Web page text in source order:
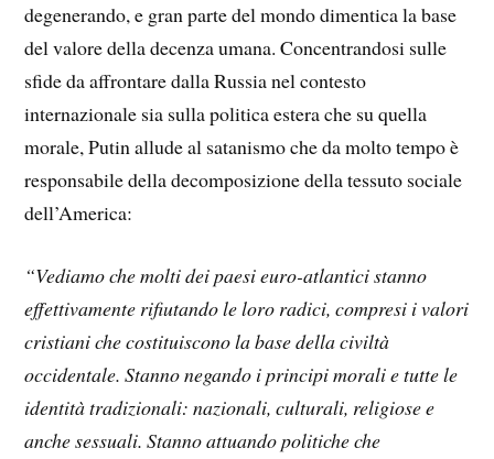
degenerando, e gran parte del mondo dimentica la base
del valore della decenza umana. Concentrandosi sulle
sfide da affrontare dalla Russia nel contesto
internazionale sia sulla politica estera che su quella
morale, Putin allude al satanismo che da molto tempo è
responsabile della decomposizione della tessuto sociale
dell’America:
“Vediamo che molti dei paesi euro-atlantici stanno
effettivamente rifiutando le loro radici, compresi i valori
cristiani che costituiscono la base della civiltà
occidentale. Stanno negando i principi morali e tutte le
identità tradizionali: nazionali, culturali, religiose e
anche sessuali. Stanno attuando politiche che